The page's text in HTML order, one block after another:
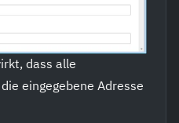
dass alle
eingegebene Adresse